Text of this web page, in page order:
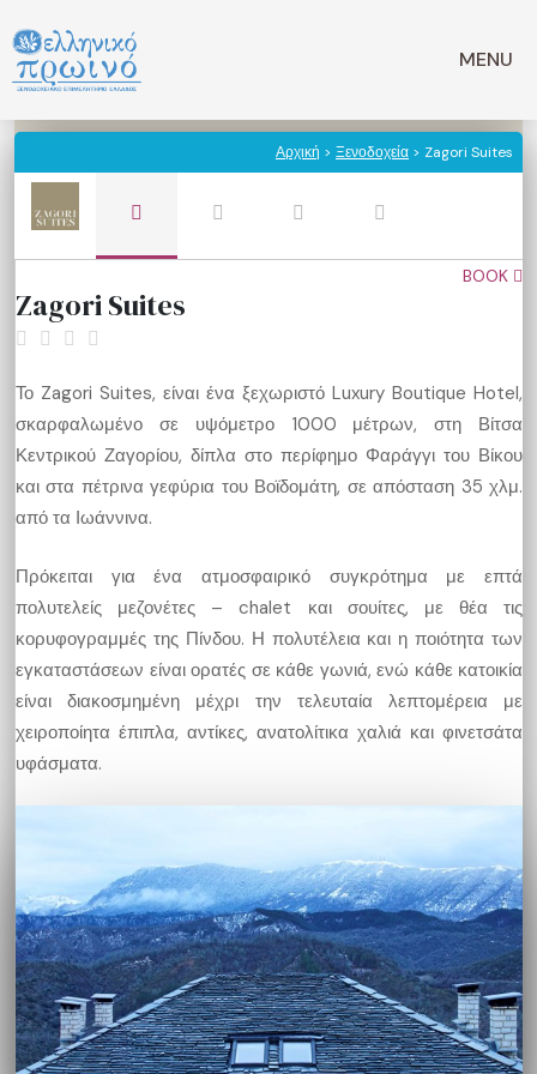
σε
περιεχόμενο
MENU
Αρχική > Ξενοδοχεία > Zagori Suites
BOOK
Zagori Suites
Το Zagori Suites, είναι ένα ξεχωριστό Luxury Boutique Hotel,
σκαρφαλωμένο σε υψόμετρο 1000 μέτρων, στη Βίτσα
Κεντρικού Ζαγορίου, δίπλα στο περίφημο Φαράγγι του Βίκου
και στα πέτρινα γεφύρια του Βοϊδομάτη, σε απόσταση 35 χλμ.
από τα Ιωάννινα.
Πρόκειται για ένα ατμοσφαιρικό συγκρότημα με επτά
πολυτελείς μεζονέτες – chalet και σουίτες, με θέα τις
κορυφογραμμές της Πίνδου. Η πολυτέλεια και η ποιότητα των
εγκαταστάσεων είναι ορατές σε κάθε γωνιά, ενώ κάθε κατοικία
είναι διακοσμημένη μέχρι την τελευταία λεπτομέρεια με
χειροποίητα έπιπλα, αντίκες, ανατολίτικα χαλιά και φινετσάτα
υφάσματα.